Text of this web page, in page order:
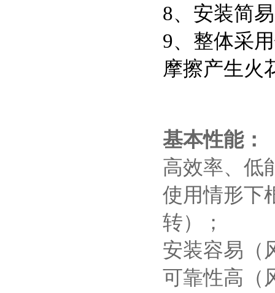
8、安装简
9、整体采
摩擦产生火
基本性能：
高效率、低
使用情形下
转）；
安装容易（
可靠性高（